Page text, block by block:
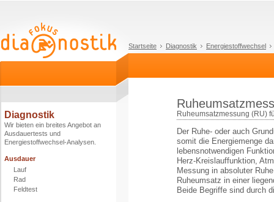
Startseite Diagnostik Energiestoffwechsel
Diagnostik
Wir bieten ein breites Angebot an
Ausdauertests und
Energiestoffwechsel-Analysen.
Ausdauer
Lauf
Rad
Feldtest
Ruheumsatzmessung (RU)
Der Ruhe- oder auch
somit die Energiemenge
lebensnotwendigen
Herz-Kreislauffunktion,
Messung in absoluter
Ruheumsatz in einer
Beide Begriffe sind durch